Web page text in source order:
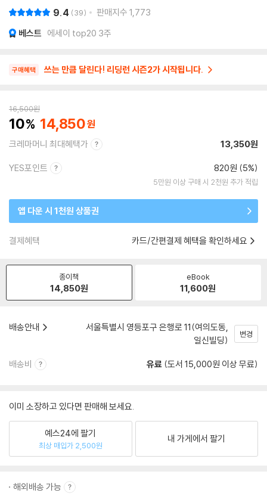
9.4 39 판매지수 1,773
베스트 에세이 top20 3주
구매혜택 쓰는 만큼 달린다! 리딩런 시즌2가 시작됩니다.
16,500원
10 14,850
크레마머니 최대혜택가 13,350원
YES포인트 820원 (5%)
5만원 이상 구매 시 2천원 추가 적립
앱 다운 시 1천원 상품권
결제혜택 카드/간편결제 혜택을 확인하세요
종이책
14,850원
eBook
11,600원
배송안내
서울특별시 영등포구 은행로 11(여의도동,
일신빌딩)
변경
배송비 유료 (도서 15,000원 이상 무료)
이미 소장하고 있다면 판매해 보세요.
예스24에 팔기
최상 매입가 2,500원
내 가게에서 팔기
해외배송 가능